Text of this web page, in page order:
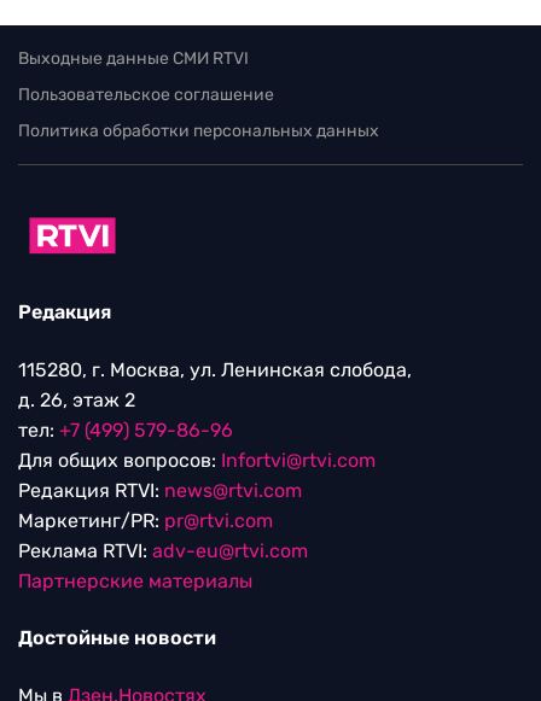
Выходные данные СМИ RTVI
Пользовательское соглашение
Политика обработки персональных данных
Редакция
115280, г. Москва, ул. Ленинская слобода,
д. 26, этаж 2
тел: +7 (499) 579-86-96
Для общих вопросов: Infortvi@rtvi.com
Редакция RTVI: news@rtvi.com
Маркетинг/PR: pr@rtvi.com
Реклама RTVI: adv-eu@rtvi.com
Партнерские материалы
Достойные новости
Мы в Дзен.Новостях